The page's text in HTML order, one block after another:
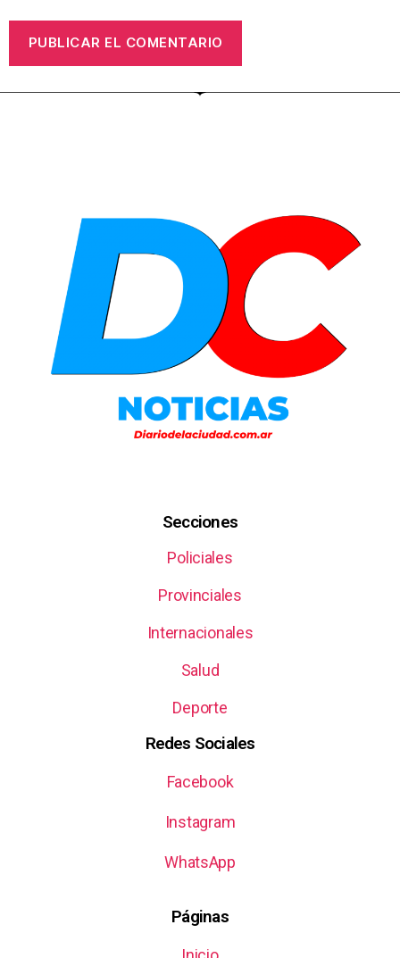
Secciones
Policiales
Provinciales
Internacionales
Salud
Deporte
Redes Sociales
Facebook
Instagram
WhatsApp
Páginas